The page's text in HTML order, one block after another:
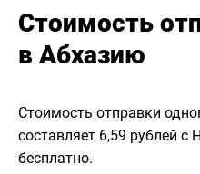
Стоимость
в Абхазию
Стоимость отправки
составляет 6,59 рублей
бесплатно.